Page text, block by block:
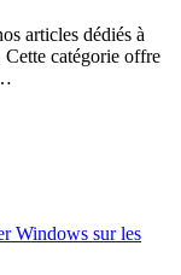
articles dédiés à
catégorie offre
Windows sur les